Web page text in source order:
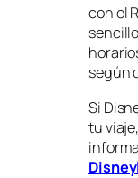
con el
según
Si
tu